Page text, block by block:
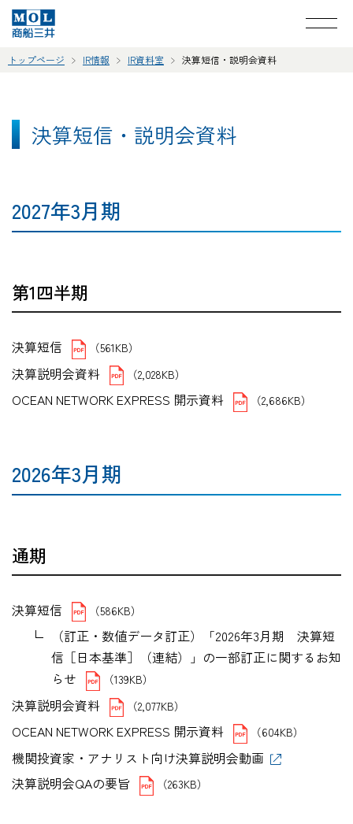
トップページ IR情報 IR資料室 決算短信・説明会資料
決算短信・説明会資料
2027年3月期
第1四半期
決算短信 （561KB）
決算説明会資料 （2,028KB）
OCEAN NETWORK EXPRESS 開示資料 （2,686KB）
2026年3月期
通期
決算短信 （586KB）
（訂正・数値データ訂正）「2026年3月期 決算短
信［日本基準］（連結）」の一部訂正に関するお知
らせ
（139KB）
決算説明会資料 （2,077KB）
OCEAN NETWORK EXPRESS 開示資料 （604KB）
機関投資家・アナリスト向け決算説明会動画
決算説明会QAの要旨
（263KB）